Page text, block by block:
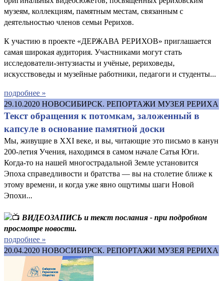
музеям, коллекциям, памятным местам, связанным с
деятельностью членов семьи Рерихов.
К участию в проекте «ДЕРЖАВА РЕРИХОВ» приглашается
самая широкая аудитория. Участниками могут стать
исследователи-энтузиасты и учёные, рериховеды,
искусствоведы и музейные работники, педагоги и студенты...
подробнее »
29.10.2020 НОВОСИБИРСК. РЕПОРТАЖИ МУЗЕЯ РЕРИХА
Текст обращения к потомкам, заложенный в
капсуле в основание памятной доски
Мы, живущие в XXI веке, и вы, читающие это письмо в канун
200-летия Учения, находимся в самом начале Сатья Юги.
Когда-то на нашей многострадальной Земле установится
Эпоха справедливости и братства — вы на столетие ближе к
этому времени, и когда уже явно ощутимы шаги Новой
Эпохи...
ВИДЕОЗАПИСЬ и текст послания - при подробном
просмотре новости.
подробнее »
20.04.2020 НОВОСИБИРСК. РЕПОРТАЖИ МУЗЕЯ РЕРИХА